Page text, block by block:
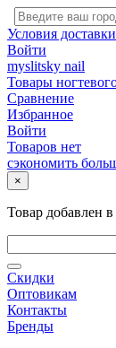
Условия доставки
Войти
myslitsky nail
Товары
Сравнение
Избранное
Войти
Товаров нет
сэкономить
×
Товар добавлен
Скидки
Оптовикам
Контакты
Бренды